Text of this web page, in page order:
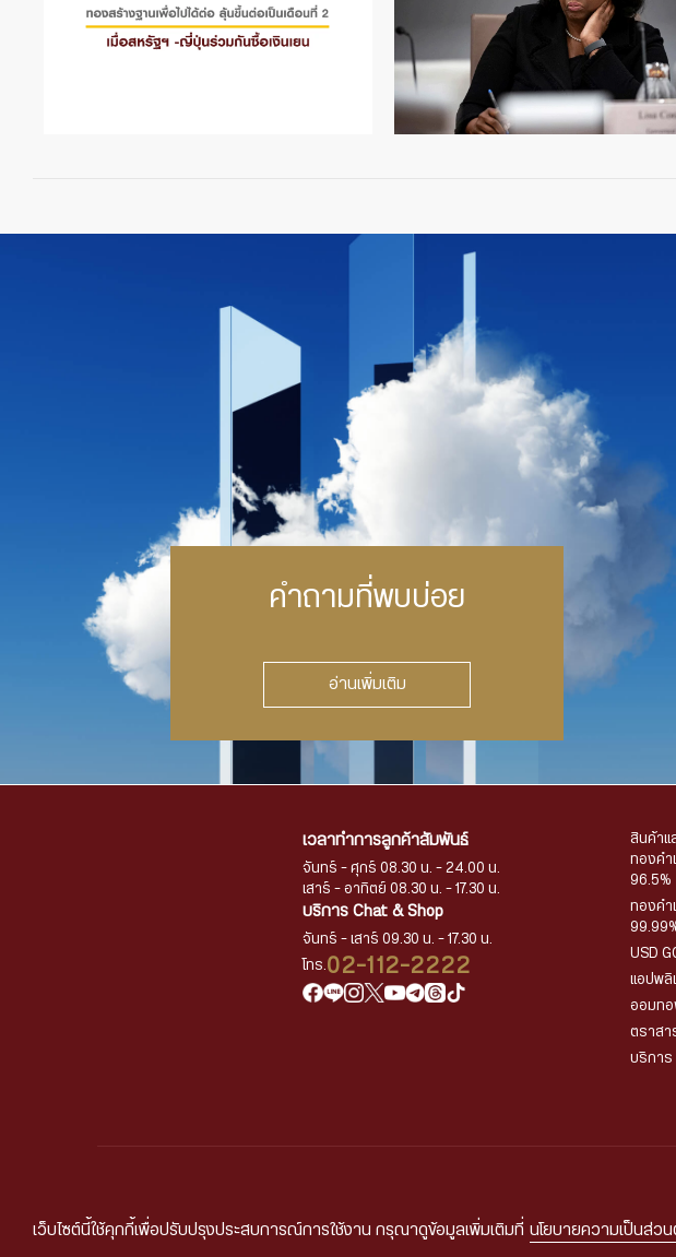
คำถามที่พบบ่อย
อ่านเพิ่มเติม
เวลาทำการลูกค้าสัมพันธ์
จันทร์ - ศุกร์ 08.30 น. - 24.00 น.
เสาร์ - อาทิตย์ 08.30 น. - 17.30 น.
บริการ Chat & Shop
จันทร์ - เสาร์ 09.30 น. - 17.30 น.
โทร.02-112-2222
สินค้าแ
ทองคำ
96.5%
ทองคำ
USD
แอปพลิ
ออมทอ
ตราสา
บริการ
© 2026 HUA SENG
เว็บไซต์นี้ใช้คุกกี้เพื่อปรับปรุงประสบการณ์การใช้งาน กรุณาดูข้อมูลเพิ่มเติมที่ นโยบายความเป็นส่วน